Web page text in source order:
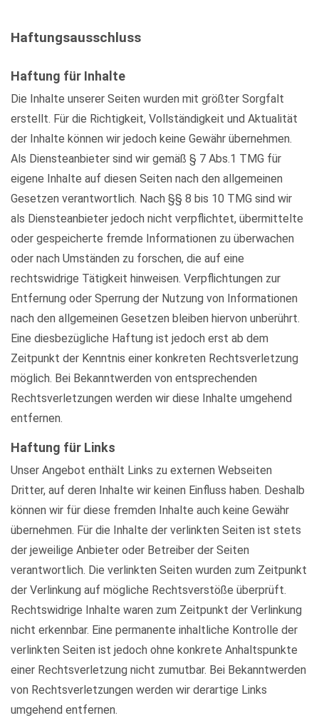
Haftungsausschluss
Haftung für Inhalte
Die Inhalte unserer Seiten wurden mit größter Sorgfalt
erstellt. Für die Richtigkeit, Vollständigkeit und Aktualität
der Inhalte können wir jedoch keine Gewähr übernehmen.
Als Diensteanbieter sind wir gemäß § 7 Abs.1 TMG für
eigene Inhalte auf diesen Seiten nach den allgemeinen
Gesetzen verantwortlich. Nach §§ 8 bis 10 TMG sind wir
als Diensteanbieter jedoch nicht verpflichtet, übermittelte
oder gespeicherte fremde Informationen zu überwachen
oder nach Umständen zu forschen, die auf eine
rechtswidrige Tätigkeit hinweisen. Verpflichtungen zur
Entfernung oder Sperrung der Nutzung von Informationen
nach den allgemeinen Gesetzen bleiben hiervon unberührt.
Eine diesbezügliche Haftung ist jedoch erst ab dem
Zeitpunkt der Kenntnis einer konkreten Rechtsverletzung
möglich. Bei Bekanntwerden von entsprechenden
Rechtsverletzungen werden wir diese Inhalte umgehend
entfernen.
Haftung für Links
Unser Angebot enthält Links zu externen Webseiten
Dritter, auf deren Inhalte wir keinen Einfluss haben. Deshalb
können wir für diese fremden Inhalte auch keine Gewähr
übernehmen. Für die Inhalte der verlinkten Seiten ist stets
der jeweilige Anbieter oder Betreiber der Seiten
verantwortlich. Die verlinkten Seiten wurden zum Zeitpunkt
der Verlinkung auf mögliche Rechtsverstöße überprüft.
Rechtswidrige Inhalte waren zum Zeitpunkt der Verlinkung
nicht erkennbar. Eine permanente inhaltliche Kontrolle der
verlinkten Seiten ist jedoch ohne konkrete Anhaltspunkte
einer Rechtsverletzung nicht zumutbar. Bei Bekanntwerden
von Rechtsverletzungen werden wir derartige Links
umgehend entfernen.